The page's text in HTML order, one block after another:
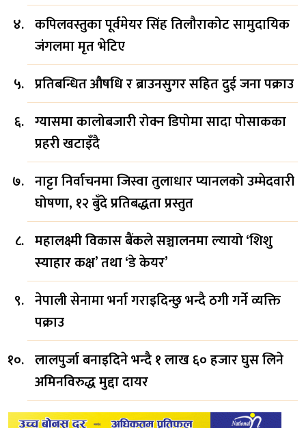
कपिलवस्तुका पूर्वमेयर सिंह तिलौराकोट सामुदायिक
जंगलमा मृत भेटिए
प्रतिबन्धित औषधि र ब्राउनसुगर सहित दुई जना पक्राउ
ग्यासमा कालोबजारी रोक्न डिपोमा सादा पोसाकका
प्रहरी खटाइँदै
नाट्टा निर्वाचनमा जिस्वा तुलाधार प्यानलको उम्मेदवारी
घोषणा, १२ बुँदे प्रतिबद्धता प्रस्तुत
महालक्ष्मी विकास बैंकले सञ्चालनमा ल्यायो ‘शिशु
स्याहार कक्ष’ तथा ‘डे केयर’
नेपाली सेनामा भर्ना गराइदिन्छु भन्दै ठगी गर्ने व्यक्ति
पक्राउ
लालपुर्जा बनाइदिने भन्दै १ लाख ६० हजार घुस लिने
अमिनविरुद्ध मुद्दा दायर